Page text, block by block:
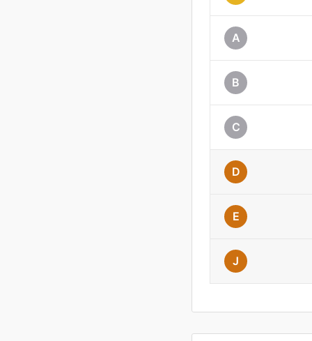
A
B
C
D
E
J